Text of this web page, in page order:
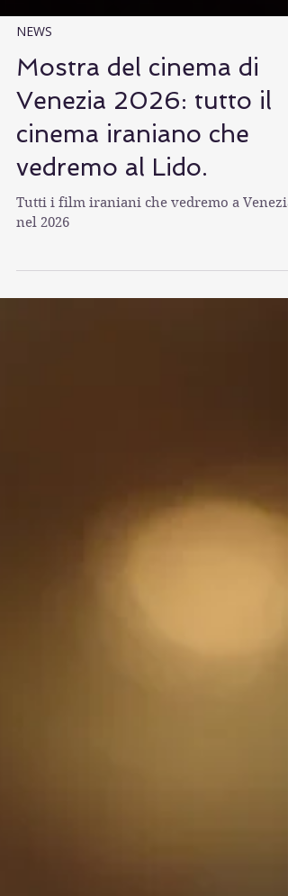
NEWS
Mostra del cinema di
Venezia 2026: tutto il
cinema iraniano che
vedremo al Lido.